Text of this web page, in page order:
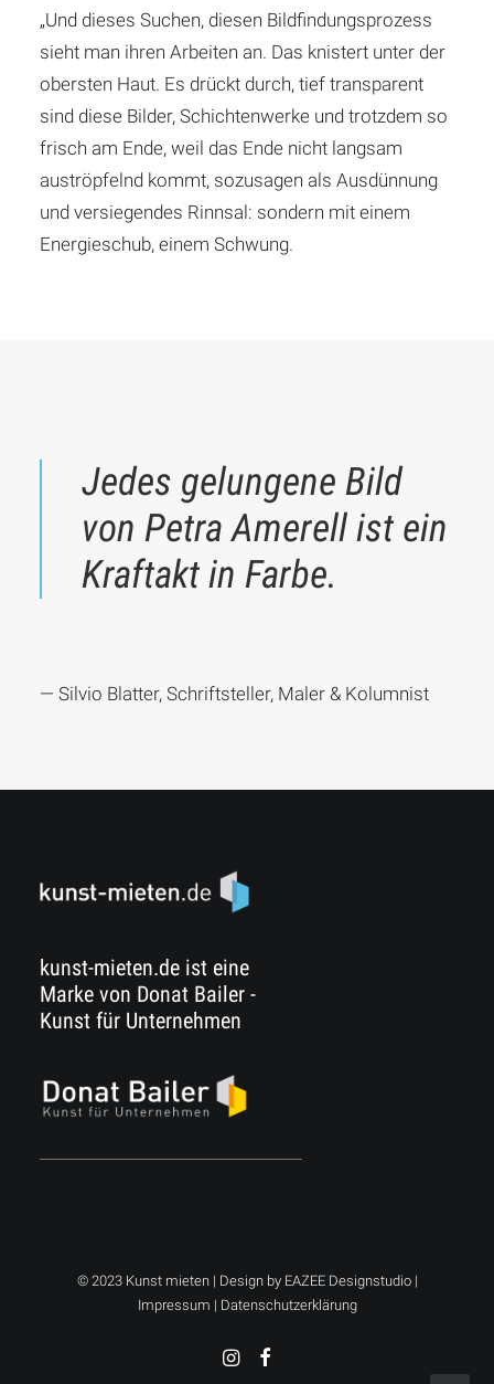
„Und dieses Suchen, diesen Bildfindungsprozess
sieht man ihren Arbeiten an. Das knistert unter der
obersten Haut. Es drückt durch, tief transparent
sind diese Bilder, Schichtenwerke und trotzdem so
frisch am Ende, weil das Ende nicht langsam
auströpfelnd kommt, sozusagen als Ausdünnung
und versiegendes Rinnsal: sondern mit einem
Energieschub, einem Schwung.
Jedes gelungene Bild
von Petra Amerell ist ein
Kraftakt in Farbe.
— Silvio Blatter, Schriftsteller, Maler & Kolumnist
kunst-mieten.de ist eine
Marke von Donat Bailer -
Kunst für Unternehmen
© 2023 Kunst mieten | Design by EAZEE Designstudio|
Impressum | Datenschutzerklärung